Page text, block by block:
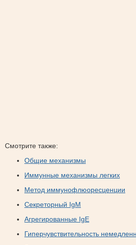
Смотрите также:
Общие механизмы
Иммунные механизмы легких
Метод иммунофлюоресценции
Секреторный IgM
Агрегированные IgE
Гиперчувствительность